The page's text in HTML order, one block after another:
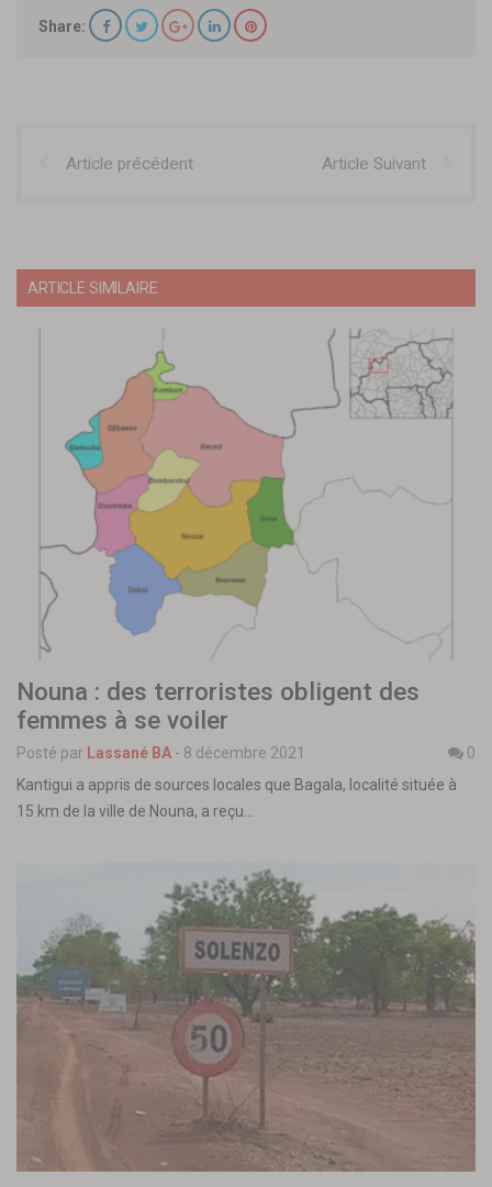
Share:
Article précédent Article Suivant
ARTICLE SIMILAIRE
Nouna : des terroristes obligent des
femmes à se voiler
Posté par Lassané BA - 8 décembre 2021
0
Kantigui a appris de sources locales que Bagala, localité située à
15 km de la ville de Nouna, a reçu…